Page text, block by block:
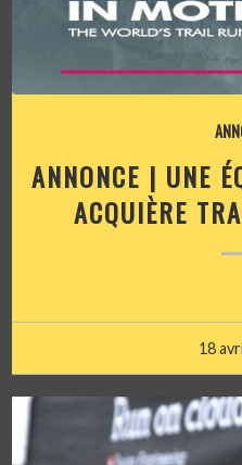
ANNONCE | UNE
ACQUIÈRE
18